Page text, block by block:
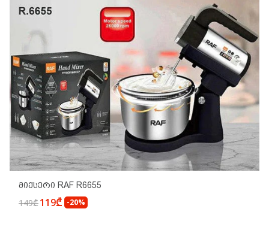
Მიქსერი RAF R6655
149₾119₾ -20%